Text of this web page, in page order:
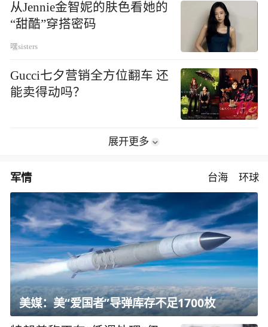
从Jennie金智妮的肤色看她的
“甜酷”穿搭密码
嘿sisters
Gucci七夕营销全方位翻车 还
能卖得动吗？
展开更多
军情 台海 环球
美媒：美“爱国者”导弹库存不足1700枚